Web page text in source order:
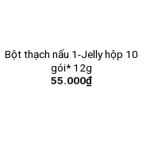
Bột thạch nấu 1-Jelly hộp 10
gói* 12g
55.000₫